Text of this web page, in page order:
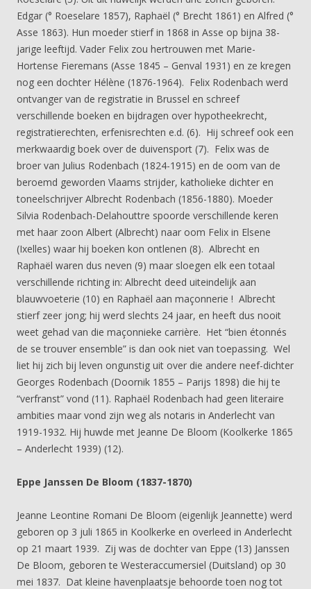
Edgar (° Roeselare 1857), Raphaël (° Brecht 1861) en Alfred (°
Asse 1863). Hun moeder stierf in 1868 in Asse op bijna 38-
jarige leeftijd. Vader Felix zou hertrouwen met Marie-
Hortense Fieremans (Asse 1845 – Genval 1931) en ze kregen
nog een dochter Hélène (1876-1964). Felix Rodenbach werd
ontvanger van de registratie in Brussel en schreef
verschillende boeken en bijdragen over hypotheekrecht,
registratierechten, erfenisrechten e.d. (6). Hij schreef ook een
merkwaardig boek over de duivensport (7). Felix was de
broer van Julius Rodenbach (1824-1915) en de oom van de
beroemd geworden Vlaams strijder, katholieke dichter en
toneelschrijver Albrecht Rodenbach (1856-1880). Moeder
Silvia Rodenbach-Delahouttre spoorde verschillende keren
met haar zoon Albert (Albrecht) naar oom Felix in Elsene
(Ixelles) waar hij boeken kon ontlenen (8). Albrecht en
Raphaël waren dus neven (9) maar sloegen elk een totaal
verschillende richting in: Albrecht deed uiteindelijk aan
blauwvoeterie (10) en Raphaël aan maçonnerie ! Albrecht
stierf zeer jong; hij werd slechts 24 jaar, en heeft dus nooit
weet gehad van die maçonnieke carrière. Het “bien étonnés
de se trouver ensemble” is dan ook niet van toepassing. Wel
liet hij zich bij leven ongunstig uit over die andere neef-dichter
Georges Rodenbach (Doornik 1855 – Parijs 1898) die hij te
“verfranst” vond (11). Raphaël Rodenbach had geen literaire
ambities maar vond zijn weg als notaris in Anderlecht van
1919-1932. Hij huwde met Jeanne De Bloom (Koolkerke 1865
– Anderlecht 1939) (12).
Eppe Janssen De Bloom (1837-1870)
Jeanne Leontine Romani De Bloom (eigenlijk Jeannette) werd
geboren op 3 juli 1865 in Koolkerke en overleed in Anderlecht
op 21 maart 1939. Zij was de dochter van Eppe (13) Janssen
De Bloom, geboren te Westeraccumersiel (Duitsland) op 30
mei 1837. Dat kleine havenplaatsje behoorde toen nog tot